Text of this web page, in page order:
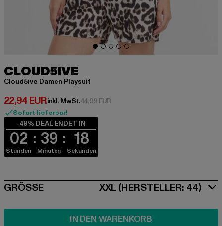
CLOUD5IVE
Cloud5ive Damen Playsuit
22,94 EUR
Derzeitiger Preis: 22,94 EUR
inkl. MwSt.44,99 EURAktionspreis: 44,99 EUR
Sofort lieferbar!
-49% DEAL ENDET IN
02
Stunden
39
Minuten
17
Sekunden
SIZE
GRÖSSE XXL (HERSTELLER: 44)
IN DEN WARENKORB